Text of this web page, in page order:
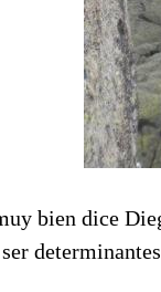
bien dice